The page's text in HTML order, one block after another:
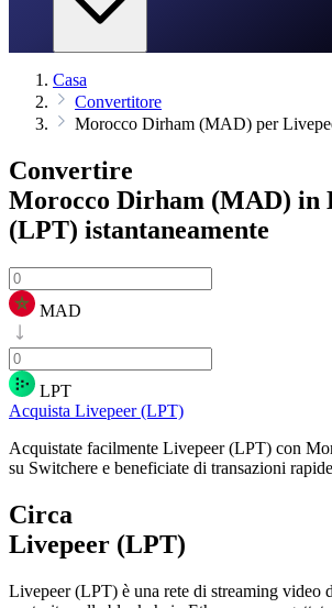
Casa
Convertitore
Morocco Dirham (MAD) per
Convertire
Morocco Dirham (MAD) in
(LPT) istantaneamente
MAD
LPT
Acquista Livepeer (LPT)
Acquistate facilmente Livepeer (LPT) con
su Switchere e beneficiate di transazioni
Circa
Livepeer (LPT)
Livepeer (LPT) è una rete di streaming video